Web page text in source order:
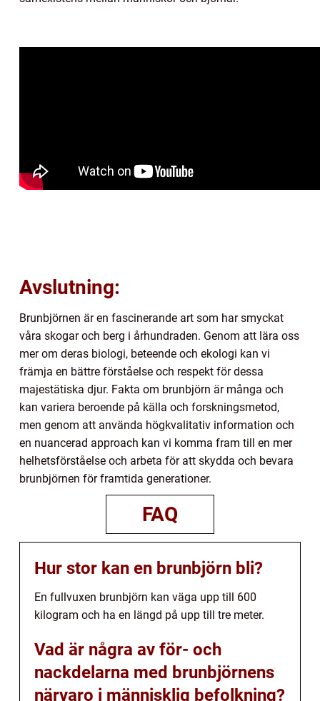
Avslutning:
Brunbjörnen är en fascinerande art som har smyckat
våra skogar och berg i århundraden. Genom att lära oss
mer om deras biologi, beteende och ekologi kan vi
främja en bättre förståelse och respekt för dessa
majestätiska djur. Fakta om brunbjörn är många och
kan variera beroende på källa och forskningsmetod,
men genom att använda högkvalitativ information och
en nuancerad approach kan vi komma fram till en mer
helhetsförståelse och arbeta för att skydda och bevara
brunbjörnen för framtida generationer.
FAQ
Hur stor kan en brunbjörn bli?
En fullvuxen brunbjörn kan väga upp till 600
kilogram och ha en längd på upp till tre meter.
Vad är några av för- och
nackdelarna med brunbjörnens
närvaro i människlig befolkning?